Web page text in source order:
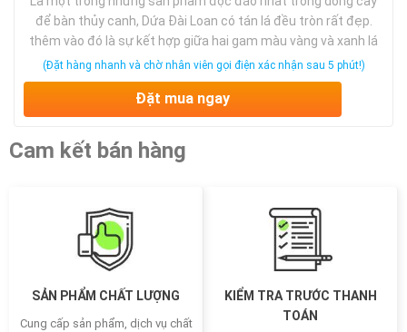
để bàn thủy canh, Dứa Đài Loan có tán lá đều tròn rất đẹp.
thêm vào đó là sự kết hợp giữa hai gam màu vàng và xanh lá
mang đến cho cây một vẻ đẹp kiêu sa đầy quyến rũ và lộng
lẫy. Cây thích hợp cho những quý khách hàng bận rộn không
có thời gian chăm sóc nhiều vì vậy một tuần chỉ cần thay
nước một lần là chúng ta có thể yên tâm về sức khỏe của cây
(Đặt hàng nhanh và chờ nhân viên gọi điện xác nhận sau 5 phút!)
Đặt mua ngay
Cam kết bán hàng
SẢN PHẨM CHẤT LƯỢNG
Cung cấp sản phẩm, dịch vụ chất
KIỂM TRA TRƯỚC THANH
TOÁN